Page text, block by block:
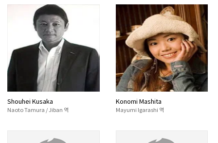
Shouhei Kusaka
Naoto Tamura / Jiban 역
Konomi Mashita
Mayumi Igarashi 역